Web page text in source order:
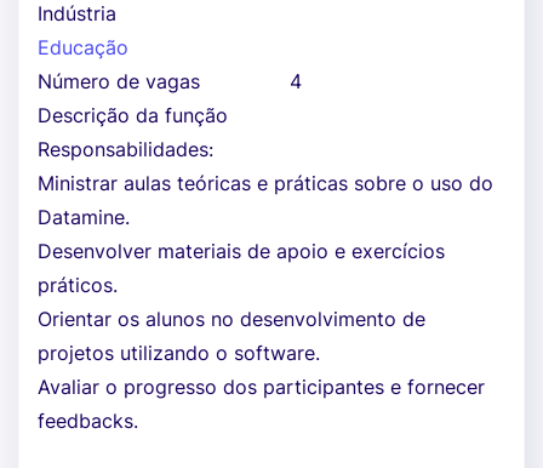
Indústria
Educação
Número de vagas
4
Descrição da função
Responsabilidades:
Ministrar aulas teóricas e práticas sobre o uso do
Datamine.
Desenvolver materiais de apoio e exercícios
práticos.
Orientar os alunos no desenvolvimento de
projetos utilizando o software.
Avaliar o progresso dos participantes e fornecer
feedbacks.